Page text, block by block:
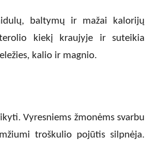
baltymų ir mažai kalorijų
kiekį kraujyje ir suteikia
kalio ir magnio.
Vyresniems žmonėms svarbu
troškulio pojūtis silpnėja.